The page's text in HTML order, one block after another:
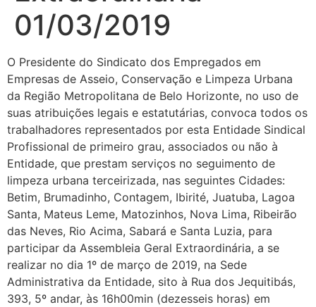
01/03/2019
O Presidente do Sindicato dos Empregados em
Empresas de Asseio, Conservação e Limpeza Urbana
da Região Metropolitana de Belo Horizonte, no uso de
suas atribuições legais e estatutárias, convoca todos os
trabalhadores representados por esta Entidade Sindical
Profissional de primeiro grau, associados ou não à
Entidade, que prestam serviços no seguimento de
limpeza urbana terceirizada, nas seguintes Cidades:
Betim, Brumadinho, Contagem, Ibirité, Juatuba, Lagoa
Santa, Mateus Leme, Matozinhos, Nova Lima, Ribeirão
das Neves, Rio Acima, Sabará e Santa Luzia, para
participar da Assembleia Geral Extraordinária, a se
realizar no dia 1º de março de 2019, na Sede
Administrativa da Entidade, sito à Rua dos Jequitibás,
393, 5º andar, às 16h00min (dezesseis horas) em